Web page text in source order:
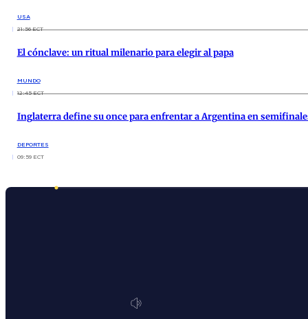
USA
21:56 ECT
El cónclave: un ritual milenario para elegir al papa
MUNDO
12:45 ECT
Inglaterra define su once para enfrentar a Argentina en
DEPORTES
09:59 ECT